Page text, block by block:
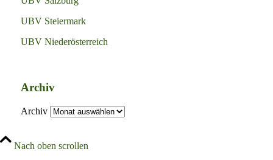
UBV Steiermark
UBV Niederösterreich
Archiv
Archiv
Nach oben scrollen